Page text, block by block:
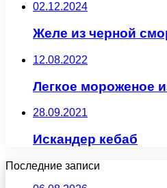
02.12.2024
Желе из черной
12.08.2022
Легкое мороженое
28.09.2021
Искандер кебаб
Последние записи